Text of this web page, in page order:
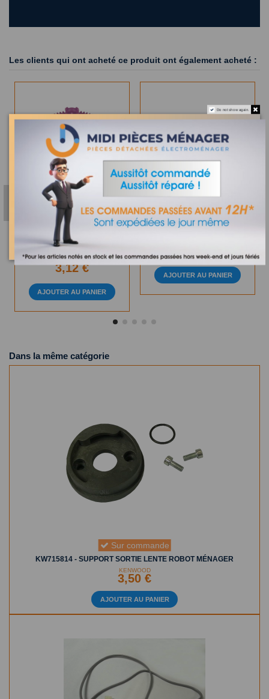
Les clients qui ont acheté ce produit ont également acheté :
Sur commande
MS-652084 - GRANDE
ROUE ROBOT
MASTERCHEF 5000
MOULINEX
3,12 €
AJOUTER AU PANIER
Sur commande
ENTRAINEUR BLENDER
2,00 €
AJOUTER AU PANIER
Dans la même catégorie
Sur commande
KW715814 - SUPPORT SORTIE LENTE ROBOT MÉNAGER
KENWOOD
3,50 €
AJOUTER AU PANIER
Do not show again.